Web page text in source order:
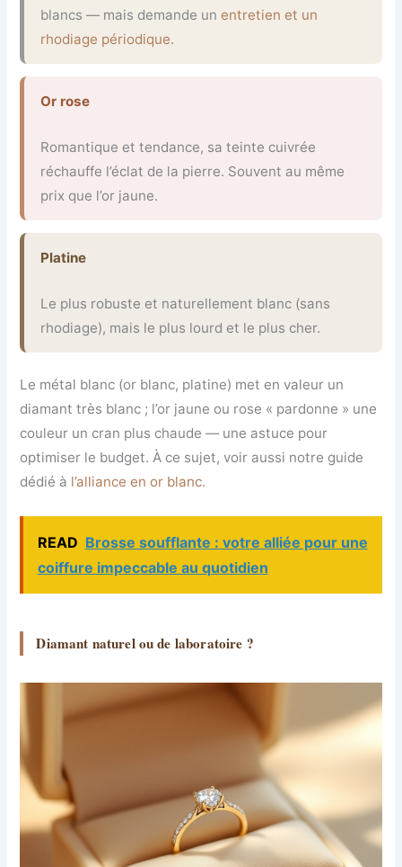
blancs — mais demande unentretien et un
rhodiage périodique.
Or rose
Romantique et tendance, sa teinte cuivrée
réchauffe l’éclat de la pierre. Souvent au même
prix que l’or jaune.
Platine
Le plus robuste et naturellement blanc (sans
rhodiage), mais le plus lourd et le plus cher.
Le métal blanc (or blanc, platine) met en valeur un
diamant très blanc ; l’or jaune ou rose « pardonne » une
couleur un cran plus chaude — une astuce pour
optimiser le budget. À ce sujet, voir aussi notre guide
dédié à l’alliance en or blanc.
READ Brosse soufflante : votre alliée pour une
coiffure impeccable au quotidien
Diamant naturel ou de laboratoire ?